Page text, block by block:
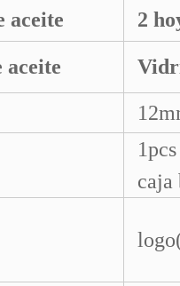
aceite
2
aceite
caja